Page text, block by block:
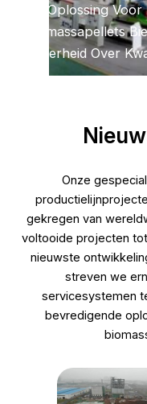
De Oplossing
Biomassapellets
Zekerheid Over
Onze
gekregen van
voltooide projecten
nieuwste
streven we
servicesystemen
bevredigende